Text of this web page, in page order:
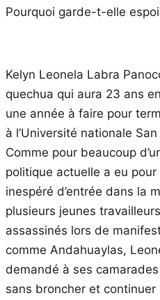
Pourquoi garde-t-elle
Kelyn Leonela Labra
quechua qui aura 23 ans
une année à faire pour
à l’Université nationale
Comme pour beaucoup
politique actuelle a eu pour
inespéré d’entrée dans la
plusieurs jeunes
assassinés lors de
comme Andahuaylas,
demandé à ses
sans broncher et continuer